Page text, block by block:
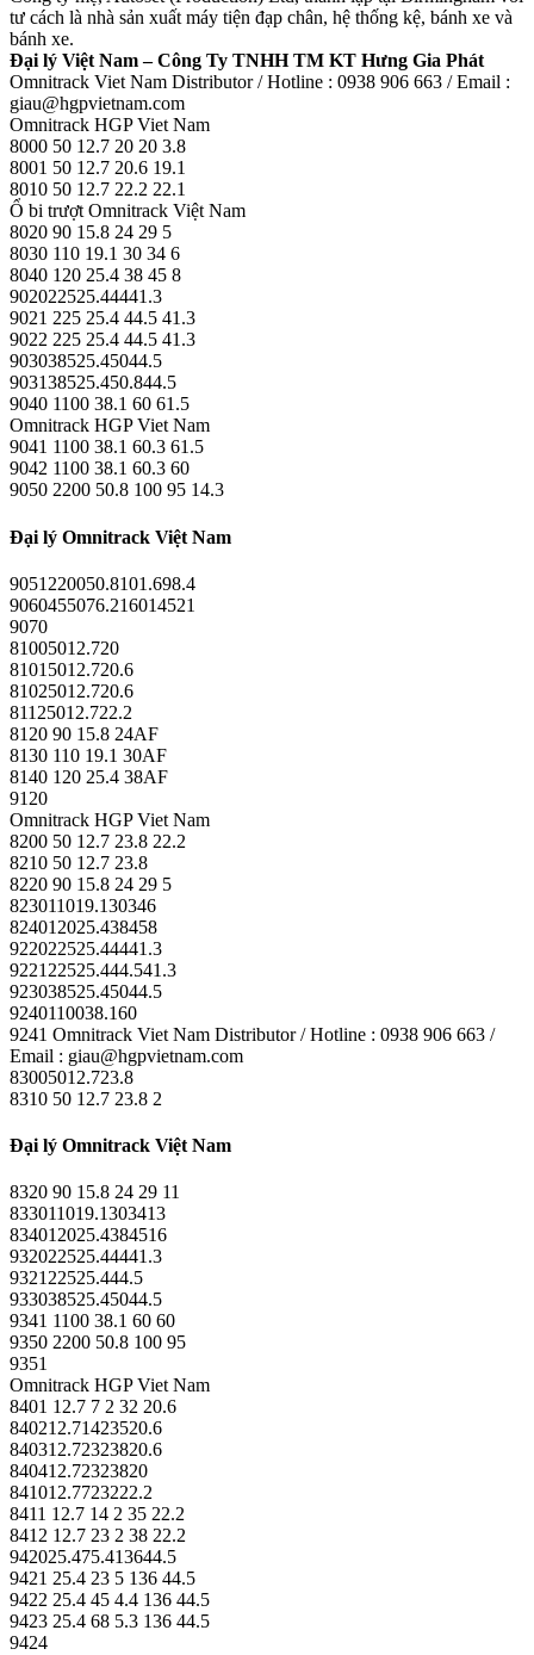
tư cách là nhà sản xuất máy tiện đạp chân, hệ thống kệ, bánh xe và
bánh xe.
Đại lý Việt Nam – Công Ty TNHH TM KT Hưng Gia Phát
Omnitrack Viet Nam Distributor / Hotline : 0938 906 663 / Email :
giau@hgpvietnam.com
Omnitrack HGP Viet Nam
8000 50 12.7 20 20 3.8
8001 50 12.7 20.6 19.1
8010 50 12.7 22.2 22.1
Ổ bi trượt Omnitrack Việt Nam
8020 90 15.8 24 29 5
8030 110 19.1 30 34 6
8040 120 25.4 38 45 8
902022525.44441.3
9021 225 25.4 44.5 41.3
9022 225 25.4 44.5 41.3
903038525.45044.5
903138525.450.844.5
9040 1100 38.1 60 61.5
Omnitrack HGP Viet Nam
9041 1100 38.1 60.3 61.5
9042 1100 38.1 60.3 60
9050 2200 50.8 100 95 14.3
Đại lý Omnitrack Việt Nam
9051220050.8101.698.4
9060455076.216014521
9070
81005012.720
81015012.720.6
81025012.720.6
81125012.722.2
8120 90 15.8 24AF
8130 110 19.1 30AF
8140 120 25.4 38AF
9120
Omnitrack HGP Viet Nam
8200 50 12.7 23.8 22.2
8210 50 12.7 23.8
8220 90 15.8 24 29 5
823011019.130346
824012025.438458
922022525.44441.3
922122525.444.541.3
923038525.45044.5
9240110038.160
9241 Omnitrack Viet Nam Distributor / Hotline : 0938 906 663 /
Email : giau@hgpvietnam.com
83005012.723.8
8310 50 12.7 23.8 2
Đại lý Omnitrack Việt Nam
8320 90 15.8 24 29 11
833011019.1303413
834012025.4384516
932022525.44441.3
932122525.444.5
933038525.45044.5
9341 1100 38.1 60 60
9350 2200 50.8 100 95
9351
Omnitrack HGP Viet Nam
8401 12.7 7 2 32 20.6
840212.71423520.6
840312.72323820.6
840412.72323820
841012.7723222.2
8411 12.7 14 2 35 22.2
8412 12.7 23 2 38 22.2
942025.475.413644.5
9421 25.4 23 5 136 44.5
9422 25.4 45 4.4 136 44.5
9423 25.4 68 5.3 136 44.5
9424